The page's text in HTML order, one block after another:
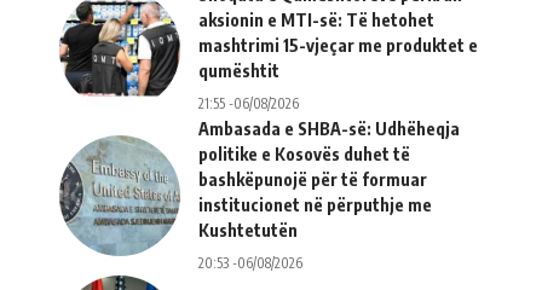
aksionin e MTI-së: Të hetohet
mashtrimi 15-vjeçar me produktet e
qumështit
21:55 -06/08/2026
Ambasada e SHBA-së: Udhëheqja
politike e Kosovës duhet të
bashkëpunojë për të formuar
institucionet në përputhje me
Kushtetutën
20:53 -06/08/2026